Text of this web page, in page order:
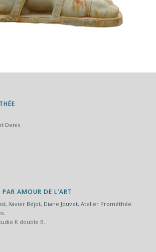
Denis
AMOUR DE L’ART
Xavier Béjot, Diane Jouvet, Atelier Prométhée.
K double B.